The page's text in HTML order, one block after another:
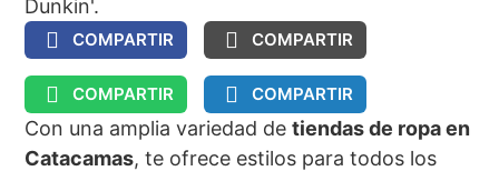
COMPARTIR COMPARTIR
COMPARTIR COMPARTIR
Con una amplia variedad detiendas de ropa en
Catacamas, te ofrece estilos para todos los